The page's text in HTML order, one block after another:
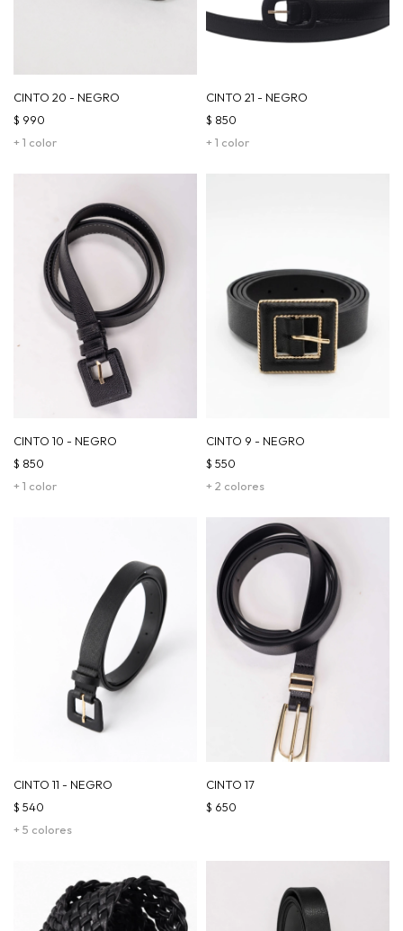
CINTO 20 - NEGRO
+ 1 color
$ 990
CINTO 21 - NEGRO
+ 1 color
$ 850
CINTO 10 - NEGRO
+ 1 color
$ 850
CINTO 9 - NEGRO
+ 2 colores
$ 550
CINTO 11 - NEGRO
+ 5 colores
$ 540
CINTO 17
$ 650